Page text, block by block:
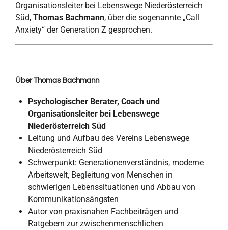
Organisationsleiter bei Lebenswege Niederösterreich
Süd, Thomas Bachmann, über die sogenannte „Call
Anxiety“ der Generation Z gesprochen.
Über Thomas Bachmann
Psychologischer Berater, Coach und
Organisationsleiter bei Lebenswege
Niederösterreich Süd
Leitung und Aufbau des Vereins Lebenswege
Niederösterreich Süd
Schwerpunkt: Generationenverständnis, moderne
Arbeitswelt, Begleitung von Menschen in
schwierigen Lebenssituationen und Abbau von
Kommunikationsängsten
Autor von praxisnahen Fachbeiträgen und
Ratgebern zur zwischenmenschlichen